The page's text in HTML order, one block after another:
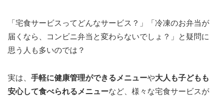
「宅食サービスってどんなサービス？」「冷凍のお弁当が
届くなら、コンビニ弁当と変わらないでしょ？」と疑問に
思う人も多いのでは？
実は、 手軽に健康管理ができるメニューや大人も子どもも
安心して食べられるメニューなど、様々な宅食サービスが